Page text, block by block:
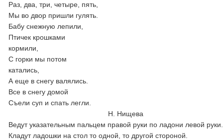
Раз, два, три, четыре, пять,
Мы во двор пришли гулять.
Бабу снежную лепили,
Птичек крошками
кормили,
С горки мы потом
катались,
А еще в снегу валялись.
Все в снегу домой
Съели суп и спать легли.
Н. Нищева
Ведут указательным пальцем правой руки по ладони левой руки.
Кладут ладошки на стол то одной, то другой стороной.